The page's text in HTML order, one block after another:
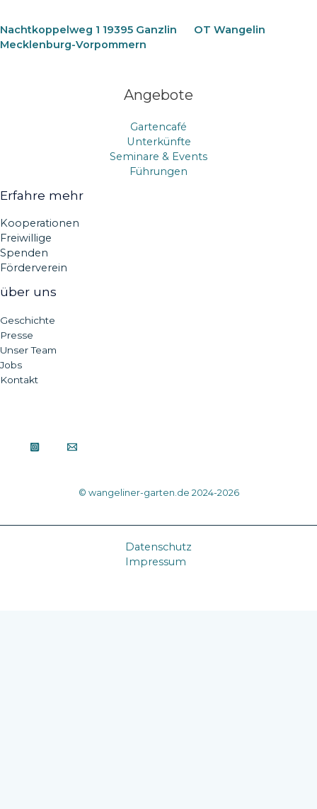
Nachtkoppelweg 1 19395 Ganzlin OT Wangelin
Mecklenburg-Vorpommern
Angebote
Gartencafé
Unterkünfte
Seminare & Events
Führungen
Erfahre mehr
Kooperationen
Freiwillige
Spenden
Förderverein
über uns
Geschichte
Presse
Unser Team
Jobs
Kontakt
© wangeliner-garten.de 2024-2026
Datenschutz
Impressum